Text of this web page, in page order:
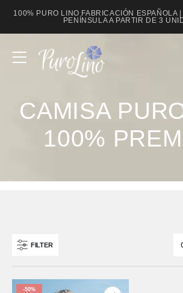
100% PURO LINO FABRICACIÓN ESPAÑOLA
PENÍNSULA A PARTIR DE 3
CAMISA
100%
FILTER
-50%